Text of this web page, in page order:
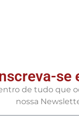
se
de tudo que
nossa